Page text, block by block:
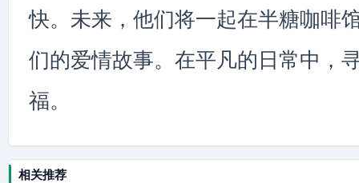
快。未来，他们将一起在半糖咖啡
们的爱情故事。在平凡的日常中，
福。
相关推荐